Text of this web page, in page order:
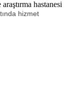
hizmet